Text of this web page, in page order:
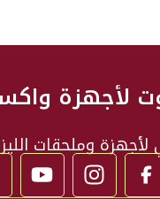
لأجهزة
وملحقات